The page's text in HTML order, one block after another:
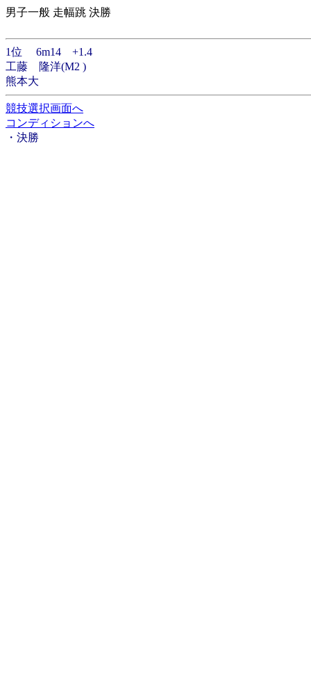
男子一般 走幅跳 決勝
1位 6m14 +1.4
工藤 隆洋(M2 )
熊本大
競技選択画面へ
コンディションへ
・決勝